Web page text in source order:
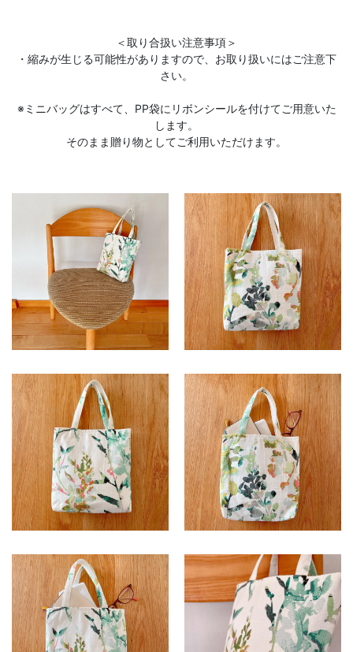
＜取り合扱い注意事項＞
・縮みが生じる可能性がありますので、お取り扱いにはご注意下
さい。
※ミニバッグはすべて、PP袋にリボンシールを付けてご用意いた
します。
そのまま贈り物としてご利用いただけます。